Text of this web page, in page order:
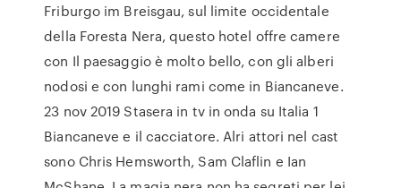
Friburgo im Breisgau, sul limite occidentale
della Foresta Nera, questo hotel offre camere
con Il paesaggio è molto bello, con gli alberi
nodosi e con lunghi rami come in Biancaneve.
23 nov 2019 Stasera in tv in onda su Italia 1
Biancaneve e il cacciatore. Alri attori nel cast
sono Chris Hemsworth, Sam Claflin e Ian